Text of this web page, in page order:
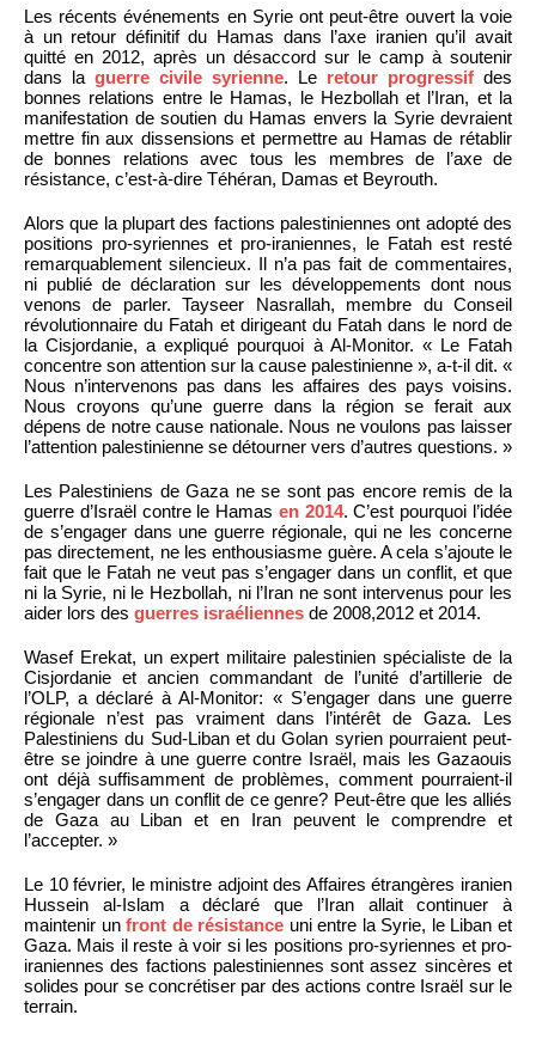
Les récents événements en Syrie ont peut-être ouvert la voie
à un retour définitif du Hamas dans l’axe iranien qu’il avait
quitté en 2012, après un désaccord sur le camp à soutenir
dans la guerre civile syrienne. Le retour progressif des
bonnes relations entre le Hamas, le Hezbollah et l’Iran, et la
manifestation de soutien du Hamas envers la Syrie devraient
mettre fin aux dissensions et permettre au Hamas de rétablir
de bonnes relations avec tous les membres de l’axe de
résistance, c’est-à-dire Téhéran, Damas et Beyrouth.
Alors que la plupart des factions palestiniennes ont adopté des
positions pro-syriennes et pro-iraniennes, le Fatah est resté
remarquablement silencieux. Il n’a pas fait de commentaires,
ni publié de déclaration sur les développements dont nous
venons de parler. Tayseer Nasrallah, membre du Conseil
révolutionnaire du Fatah et dirigeant du Fatah dans le nord de
la Cisjordanie, a expliqué pourquoi à Al-Monitor. « Le Fatah
concentre son attention sur la cause palestinienne », a-t-il dit. «
Nous n’intervenons pas dans les affaires des pays voisins.
Nous croyons qu’une guerre dans la région se ferait aux
dépens de notre cause nationale. Nous ne voulons pas laisser
l’attention palestinienne se détourner vers d’autres questions. »
Les Palestiniens de Gaza ne se sont pas encore remis de la
guerre d’Israël contre le Hamas en 2014. C’est pourquoi l’idée
de s’engager dans une guerre régionale, qui ne les concerne
pas directement, ne les enthousiasme guère. A cela s’ajoute le
fait que le Fatah ne veut pas s’engager dans un conflit, et que
ni la Syrie, ni le Hezbollah, ni l’Iran ne sont intervenus pour les
aider lors des guerres israéliennes de 2008,2012 et 2014.
Wasef Erekat, un expert militaire palestinien spécialiste de la
Cisjordanie et ancien commandant de l’unité d’artillerie de
l’OLP, a déclaré à Al-Monitor: « S’engager dans une guerre
régionale n’est pas vraiment dans l’intérêt de Gaza. Les
Palestiniens du Sud-Liban et du Golan syrien pourraient peut-
être se joindre à une guerre contre Israël, mais les Gazaouis
ont déjà suffisamment de problèmes, comment pourraient-il
s’engager dans un conflit de ce genre? Peut-être que les alliés
de Gaza au Liban et en Iran peuvent le comprendre et
l’accepter. »
Le 10 février, le ministre adjoint des Affaires étrangères iranien
Hussein al-Islam a déclaré que l’Iran allait continuer à
maintenir unfront de résistance uni entre la Syrie, le Liban et
Gaza. Mais il reste à voir si les positions pro-syriennes et pro-
iraniennes des factions palestiniennes sont assez sincères et
solides pour se concrétiser par des actions contre Israël sur le
terrain.